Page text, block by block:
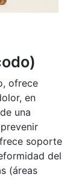
ofrece
en
una
soporte
del
(áreas